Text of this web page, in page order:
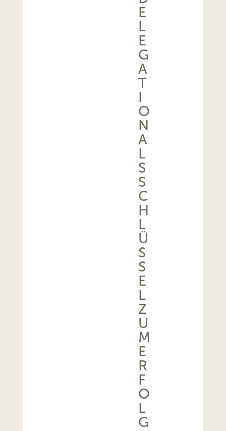
E
L
E
G
A
T
I
O
N
A
L
S
S
C
H
L
Ü
S
S
E
L
Z
U
M
E
R
F
O
L
G